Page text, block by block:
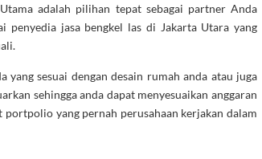
adalah pilihan tepat sebagai partner Anda
penyedia jasa bengkel las di Jakarta Utara yang
sesuai dengan desain rumah anda atau juga
sehingga anda dapat menyesuaikan anggaran
yang pernah perusahaan kerjakan dalam